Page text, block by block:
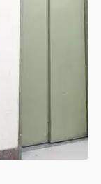
1〜6名